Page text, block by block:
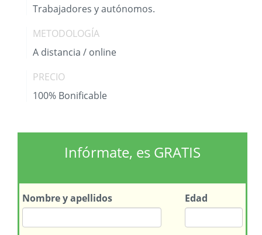
Trabajadores y autónomos.
METODOLOGÍA
A distancia / online
PRECIO
100% Bonificable
Infórmate, es GRATIS
Nombrey apellidos Edad